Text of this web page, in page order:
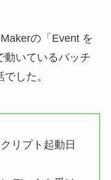
の「Event を
動いているバッチ
した。
リプト起動日